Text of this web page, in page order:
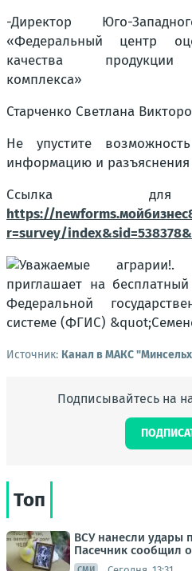
-Директор Юго-
«Федеральный центр
качества продукции
комплекса»
Старченко Светлана
Не упустите
информацию и разъяснения
Ссылка для
https://
r=survey/
Источник: Канал в МАКС
Подписывайтесь на
Топ
ВСУ нанесли
Пасечник сообщил